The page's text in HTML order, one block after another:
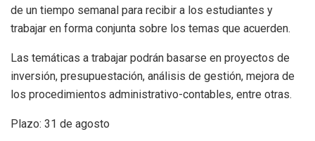
de un tiempo semanal para recibir a los estudiantes y
trabajar en forma conjunta sobre los temas que acuerden.
Las temáticas a trabajar podrán basarse en proyectos de
inversión, presupuestación, análisis de gestión, mejora de
los procedimientos administrativo-contables, entre otras.
Plazo: 31 de agosto